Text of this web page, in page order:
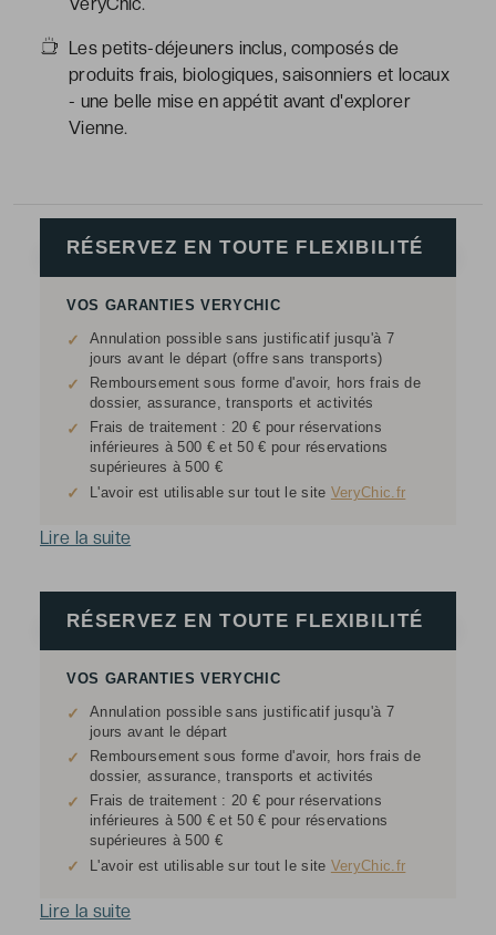
Les petits-déjeuners inclus, composés de
produits frais, biologiques, saisonniers et locaux
- une belle mise en appétit avant d'explorer
Vienne.
RÉSERVEZ EN TOUTE FLEXIBILITÉ
VOS GARANTIES VERYCHIC
✓
Annulation possible sans justificatif jusqu'à 7
jours avant le départ (offre sans transports)
✓
Remboursement sous forme d'avoir, hors frais de
dossier, assurance, transports et activités
✓
Frais de traitement : 20 € pour réservations
inférieures à 500 € et 50 € pour réservations
supérieures à 500 €
✓ L'avoir est utilisable sur tout le site VeryChic.fr
Lire la suite
RÉSERVEZ EN TOUTE FLEXIBILITÉ
VOS GARANTIES VERYCHIC
✓
Annulation possible sans justificatif jusqu'à 7
jours avant le départ
✓
Remboursement sous forme d'avoir, hors frais de
dossier, assurance, transports et activités
✓
Frais de traitement : 20 € pour réservations
inférieures à 500 € et 50 € pour réservations
supérieures à 500 €
✓ L'avoir est utilisable sur tout le site VeryChic.fr
Lire la suite